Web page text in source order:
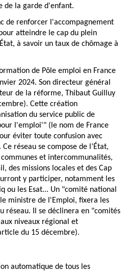
de la garde d'enfant.
de renforcer l'accompagnement
atteindre le cap du plein
à savoir un taux de chômage à
de Pôle emploi en France
2024. Son directeur général
de la réforme, Thibaut Guilluy
Cette création
du service public de
l'emploi'" (le nom de France
éviter toute confusion avec
réseau se compose de l’État,
et intercommunalités,
des missions locales et des Cap
y participer, notamment les
ou les Esat... Un "comité national
ministre de l'Emploi, fixera les
réseau. Il se déclinera en "comités
niveaux régional et
du 15 décembre).
automatique de tous les